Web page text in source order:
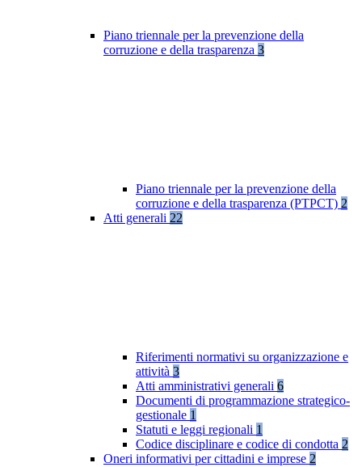
Piano triennale per la prevenzione della
corruzione e della trasparenza 3
Piano triennale per la prevenzione della
corruzione e della trasparenza (PTPCT) 2
Atti generali 22
Riferimenti normativi su organizzazione e
attività 3
Atti amministrativi generali 6
Documenti di programmazione strategico-
gestionale 1
Statuti e leggi regionali 1
Codice disciplinare e codice di condotta 2
Oneri informativi per cittadini e imprese 2